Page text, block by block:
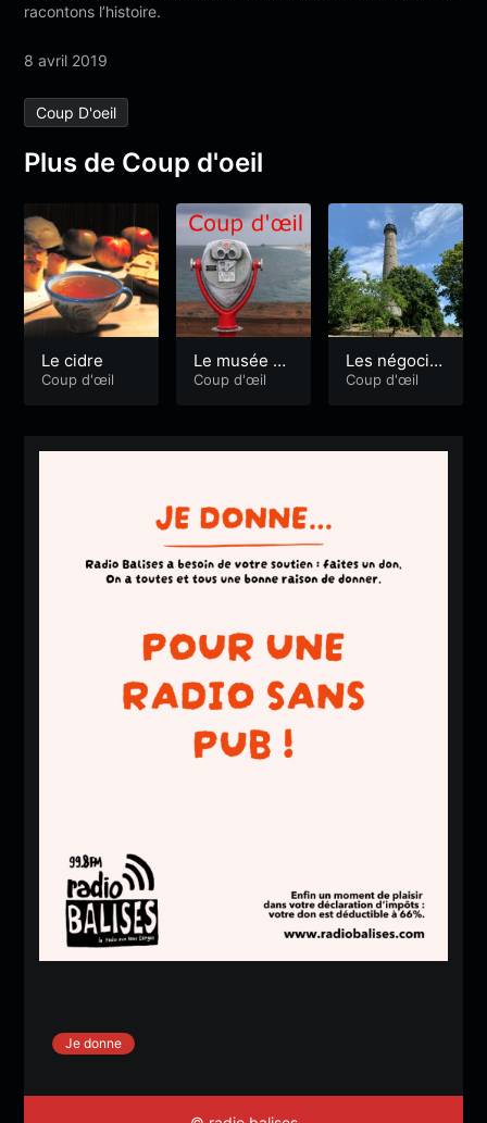
racontons l’histoire.
8 avril 2019
Coup D'oeil
Plus de Coup d'oeil
Le cidre
Coup d'œil
Le musée de
s fusiliers m
Coup d'œil
Les négocia
nts lorientai
Coup d'œil
Je donne